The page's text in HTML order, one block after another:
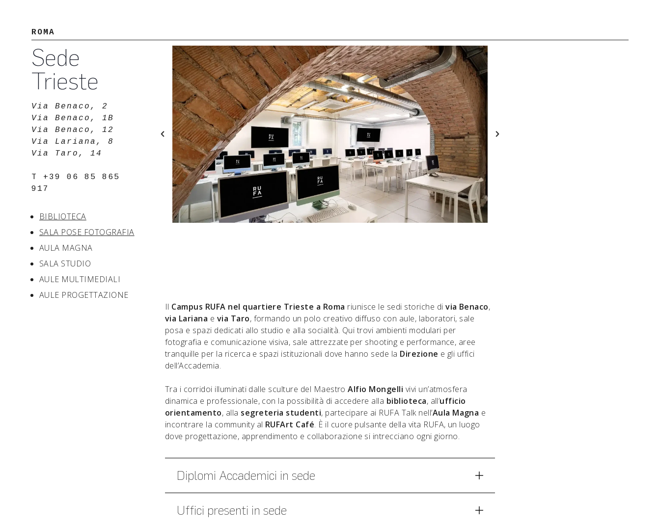
ROMA
Sede
Trieste
Via Benaco, 2
Via Benaco, 1B
Via Benaco, 12
Via Lariana, 8
Via Taro, 14
T +39 06 85 865
917
BIBLIOTECA
SALA POSE FOTOGRAFIA
AULA MAGNA
SALA STUDIO
AULE MULTIMEDIALI
AULE PROGETTAZIONE
Il Campus RUFA nel quartiere Trieste a Roma riunisce le sedi storiche divia Benaco,
via Lariana e via Taro, formando un polo creativo diffuso con aule, laboratori, sale
posa e spazi dedicati allo studio e alla socialità. Qui trovi ambienti modulari per
fotografia e comunicazione visiva, sale attrezzate per shooting e performance, aree
tranquille per la ricerca e spazi istituzionali dove hanno sede la Direzione e gli uffici
dell’Accademia.
Tra i corridoi illuminati dalle sculture del MaestroAlfio Mongelli vivi un’atmosfera
dinamica e professionale, con la possibilità di accedere alla biblioteca, all’ufficio
orientamento, alla segreteria studenti, partecipare ai RUFA Talk nell’Aula Magna e
incontrare la community al RUFArt Café. È il cuore pulsante della vita RUFA, un luogo
dove progettazione, apprendimento e collaborazione si intrecciano ogni giorno.
Diplomi Accademici in sede
Uffici presenti in sede